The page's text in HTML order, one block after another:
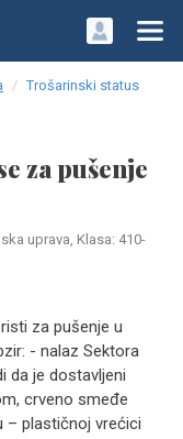
Trošarinski status
za pušenje
uprava, Klasa: 410-
za pušenje u
- nalaz Sektora
da je dostavljeni
crveno smeđe
– plastičnoj vrećici